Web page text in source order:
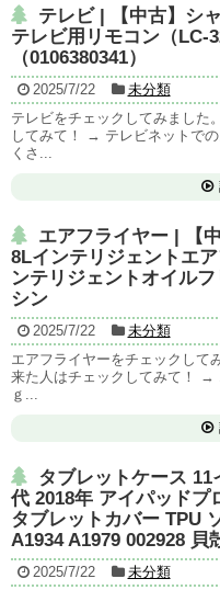
テレビ | 【中古】シ
テレビ用リモコン（LC-
（0106380341）
2025/7/22
未分類
テレビをチェックしてみました
してみて！ → テレビネットで
くさ...
エアフライヤー | 【
8Lインテリジェントエ
ンテリジェントオイル
シン
2025/7/22
未分類
エアフライヤーをチェックして
来た人はチェックしてみて！ →
ｇ...
タブレットケース
代 2018年 アイパッドプ
タブレットカバー TPU
A1934 A1979 002928
2025/7/22
未分類